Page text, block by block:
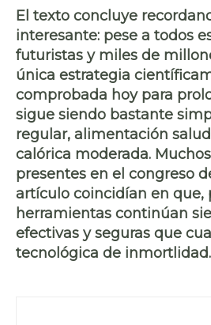
El texto concluye
interesante: pese a todos
futuristas y miles de
única estrategia
comprobada hoy para
sigue siendo bastante
regular, alimentación
calórica moderada.
presentes en el congreso
artículo coincidían en que,
herramientas continúan
efectivas y seguras que
tecnológica de inmortlidad.